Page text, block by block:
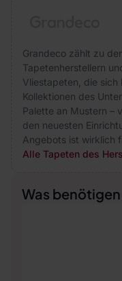
Grandeco zählt zu
Tapetenherstellern
Vliestapeten, die sich
Kollektionen des
Palette an Mustern –
den neuesten
Angebots ist wirklich
Alle Tapeten des
Was